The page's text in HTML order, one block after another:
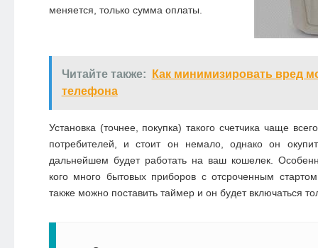
меняется, только сумма оплаты.
Читайте также:
Как минимизировать вред
телефона
Установка (точнее, покупка) такого счетчика чаще
потребителей, и стоит он немало, однако он
дальнейшем будет работать на ваш кошелек.
кого много бытовых приборов с отсроченным
также можно поставить таймер и он будет включаться